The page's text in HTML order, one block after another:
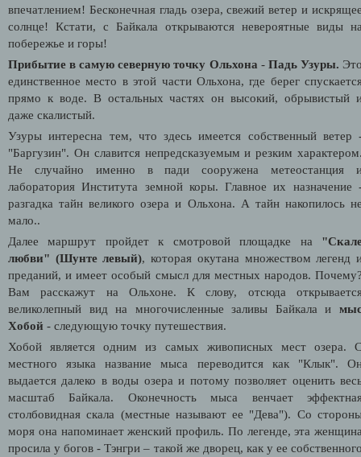
впечатлением! Бесконечная гладь озера, свежий ветер и
солнце! Кстати, с Байкала открываются невероятные виды
побережье и горы!
Прибытие в самую северную точку Ольхона - Падь Узуры.
единственное место в этой части Ольхона, где берег
прямо к воде. В остальных частях он высокий, обрывистый
даже скалистый.
Узуры интересна тем, что здесь имеется собственный ветер
"Баргузин". Он славится непредсказуемым и резким
Не случайно именно в пади сооружена метеостанция
лаборатория Института земной коры. Главное их назначение
разгадка тайн великого озера и Ольхона. А тайн накопилось
мало..
Далее маршрут пройдет к смотровой площадке на
любви" (Шунте левый), которая окутана множеством легенд
преданий, и имеет особый смысл для местных народов.
Вам расскажут на Ольхоне. К слову, отсюда
великолепный вид на многочисленные заливы Байкала и
Хобой - следующую точку путешествия.
Хобой является одним из самых живописных мест озера.
местного языка название мыса переводится как "Клык".
выдается далеко в воды озера и потому позволяет оценить
масштаб Байкала. Оконечность мыса венчает
столбовидная скала (местные называют ее "Дева"). Со
моря она напоминает женский профиль. По легенде, эта
просила у богов - Тэнгри – такой же дворец, как у ее